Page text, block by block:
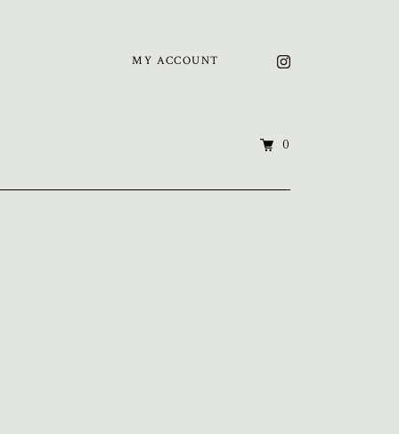
MY ACCOUNT
0